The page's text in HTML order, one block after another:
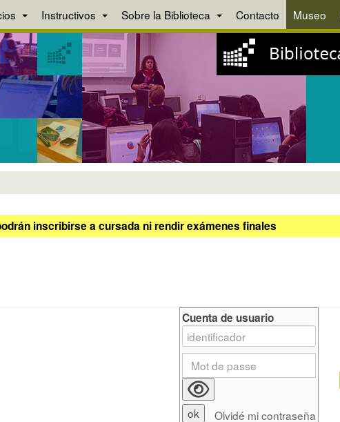
Instructivos Sobre la Biblioteca Contacto Museo
inscribirse a cursada ni rendir exámenes finales
Cuenta de usuario
Olvidé mi contraseña